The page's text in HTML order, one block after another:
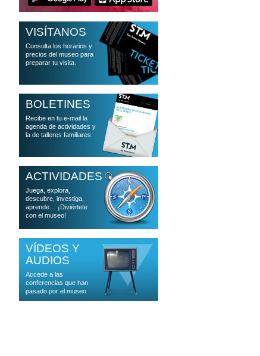
VISÍTANOS
Consulta los horarios y
precios del museo para
preparar tu visita.
BOLETINES
Recibe en tu e-mail la
agenda de actividades y
la de talleres familiares.
ACTIVIDADES
Juega, explora,
descubre, investiga,
aprende… ¡Diviértete
con el museo!
VÍDEOS Y
AUDIOS
Accede a las
conferencias que han
pasado por el museo